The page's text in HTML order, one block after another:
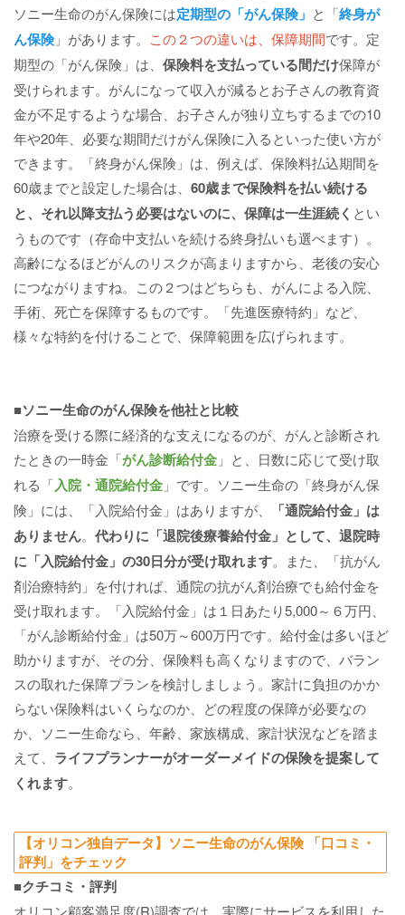
ソニー生命のがん保険には定期型の「がん保険」 と「終身が
ん保険」があります。 この２つの違いは、保障期間です。定
期型の「がん保険」は、 保険料を支払っている間だけ保障が
受けられます。がんになって収入が減るとお子さんの教育資
金が不足するような場合、お子さんが独り立ちするまでの10
年や20年、必要な期間だけがん保険に入るといった使い方が
できます。「終身がん保険」は、例えば、保険料払込期間を
60歳までと設定した場合は、 60歳まで保険料を払い続ける
と、それ以降支払う必要はないのに、保障は一生涯続く とい
うものです（存命中支払いを続ける終身払いも選べます）。
高齢になるほどがんのリスクが高まりますから、老後の安心
につながりますね。この２つはどちらも、がんによる入院、
手術、死亡を保障するものです。「先進医療特約」など、
様々な特約を付けることで、保障範囲を広げられます。
■ソニー生命のがん保険を他社と比較
治療を受ける際に経済的な支えになるのが、がんと診断され
たときの一時金「がん診断給付金 」と、日数に応じて受け取
れる「入院・通院給付金 」です。ソニー生命の「終身がん保
険」には、「入院給付金」はありますが、
「通院給付金」は
ありません。 代わりに「退院後療養給付金」として、退院時
に「入院給付金」の30日分が受け取れます。また、「抗がん
剤治療特約」を付ければ、通院の抗がん剤治療でも給付金を
受け取れます。「入院給付金」は１日あたり5,000～６万円、
「がん診断給付金」は50万～600万円です。給付金は多いほど
助かりますが、その分、保険料も高くなりますので、バラン
スの取れた保障プランを検討しましょう。家計に負担のかか
らない保険料はいくらなのか、どの程度の保障が必要なの
か、ソニー生命なら、年齢、家族構成、家計状況などを踏ま
えて、 ライフプランナーがオーダーメイドの保険を提案して
くれます。
【オリコン独自データ】ソニー生命のがん保険 「口コミ・
評判」をチェック
■クチコミ・評判